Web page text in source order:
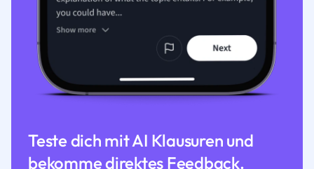
Teste dich mit AI Klausuren und
bekomme direktes Feedback.